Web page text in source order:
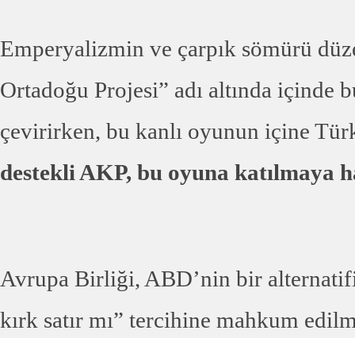
Emperyalizmin ve çarpık sömürü
Ortadoğu Projesi” adı altında içinde
çevirirken, bu kanlı oyunun içine
destekli AKP, bu oyuna katılmaya
Avrupa Birliği, ABD’nin bir alternatifi
kırk satır mı” tercihine mahkum